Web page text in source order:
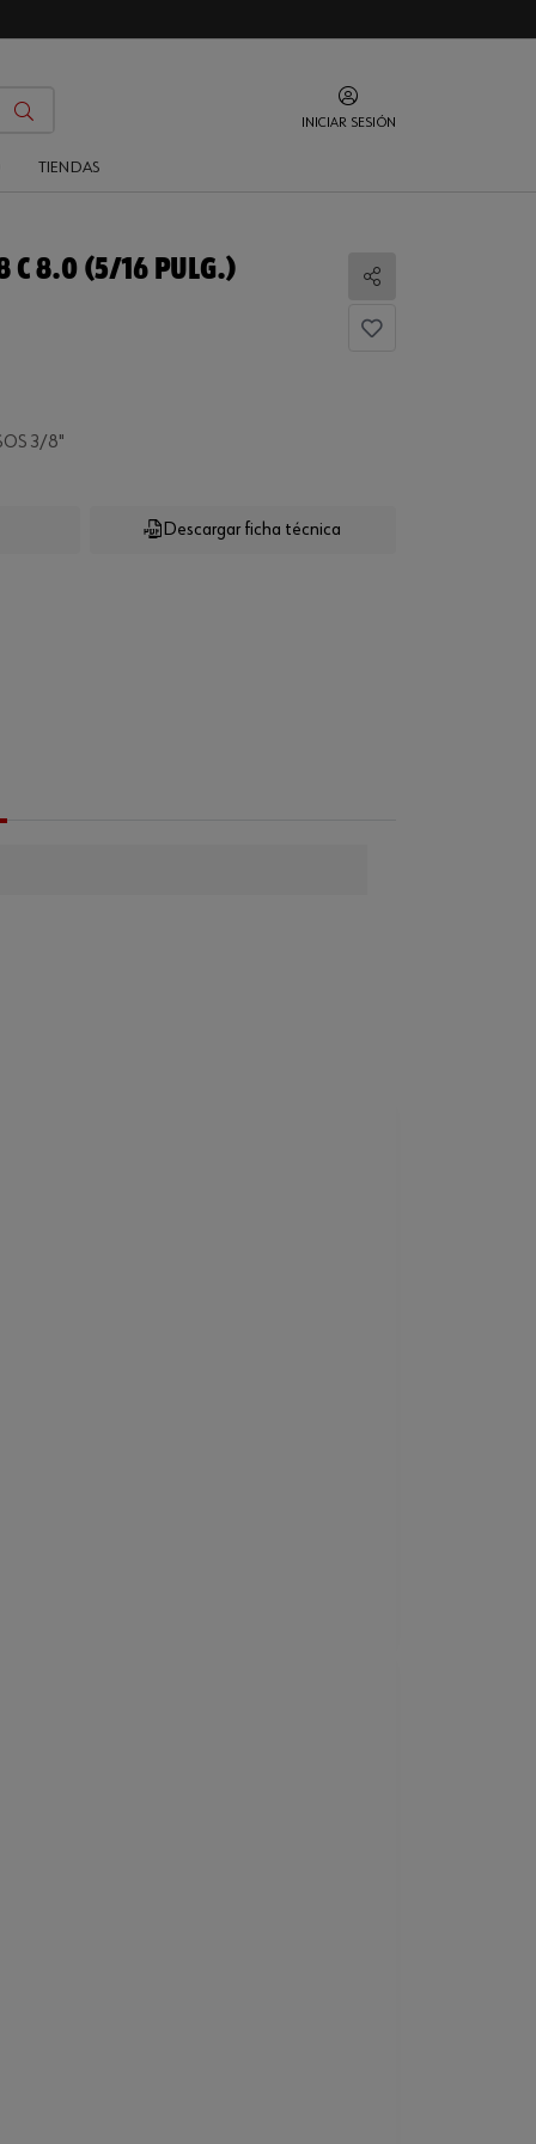
INICIAR SESIÓN
TIENDAS
C 8.0 (5/16 PULG.)
Compartir
3/8"
Descargar ficha técnica